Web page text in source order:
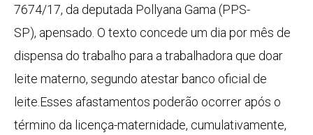
7674/17, da deputada Pollyana Gama (PPS-
SP), apensado . O texto concede um dia por mês de
dispensa do trabalho para a trabalhadora que doar
leite materno, segundo atestar banco oficial de
leite.Esses afastamentos poderão ocorrer após o
término da licença-maternidade, cumulativamente,